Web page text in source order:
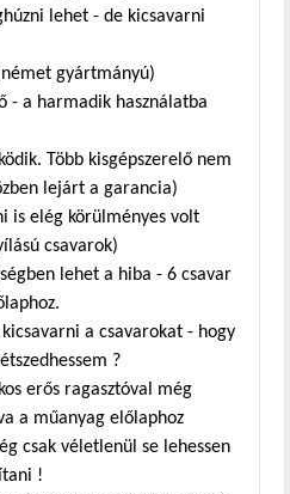
lehet - de kicsavarni
gyártmányú)
- a harmadik használatba
Több kisgépszerelő nem
lejárt a garancia)
is elég körülményes volt
csavarok)
lehet a hiba - 6 csavar
a csavarokat - hogy
?
erős ragasztóval még
a műanyag előlaphoz
csak véletlenül se lehessen
!